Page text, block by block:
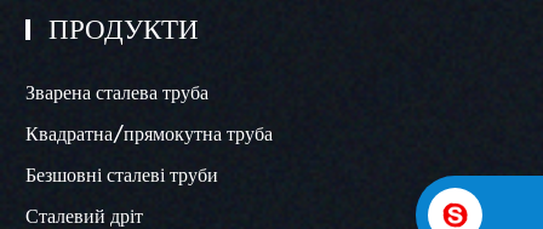
ПРОДУКТИ
Зварена сталева труба
Квадратна/прямокутна труба
Безшовні сталеві труби
Сталевий дріт